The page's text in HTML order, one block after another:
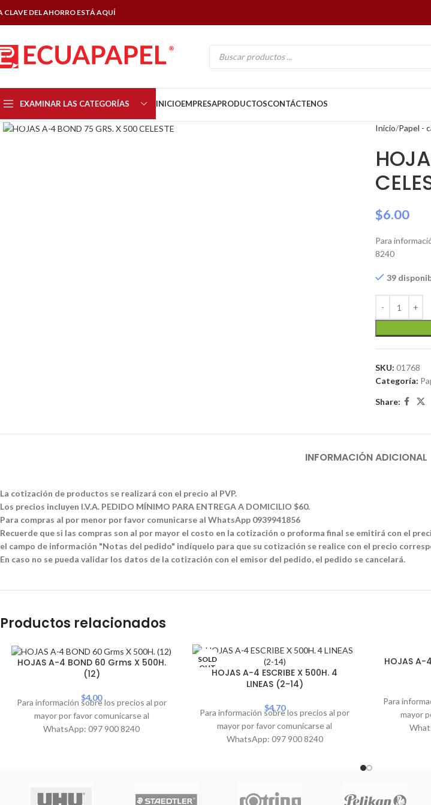
CLAVE DEL AHORRO ESTÁ AQUÍ
EXAMINAR LAS CATEGORÍAS INICIOEMPRESAPRODUCTOSCONTÁCTENOS
Inicio Papel -
$6.00
Para
8240
39
SKU: 01768
Categoría:
Share:
INFORMACIÓN ADICIONAL
La cotización de productos se realizará con el precio al PVP.
Los precios incluyen I.V.A. PEDIDO MÍNIMO PARA ENTREGA A DOMICILIO $60.
Para compras al por menor por favor comunicarse al WhatsApp 0939941856
Recuerde que si las compras son al por mayor el costo en la cotización o proforma final se emitirá con el
el campo de información "Notas del pedido" indíquelo para que su cotización se realice con el precio
En caso no se pueda validar los datos de la cotización con el emisor del pedido, el pedido se cancelará.
Productos relacionados
HOJAS A-4 BOND 60 Grms X 500H.
(12)
$4.00
Para información sobre los precios al por
mayor por favor comunicarse al
WhatsApp: 097 900 8240
SOLD
OUTHOJAS A-4 ESCRIBE X 500H. 4
LINEAS (2-14)
$4.70
Para información sobre los precios al por
mayor por favor comunicarse al
WhatsApp: 097 900 8240
HOJAS A-
Para
mayor